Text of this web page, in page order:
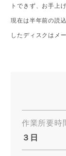
トできず、お手上
現在は半年前の読
したディスクはメ
作業所要時
３日